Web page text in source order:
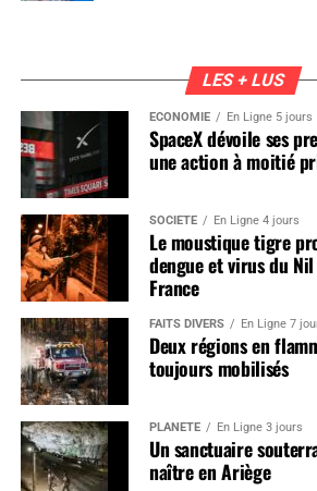
LES + LUS
ÉCONOMIE En Ligne 5 jours
SpaceX dévoile ses
une action à moitié
SOCIÉTÉ En Ligne 4 jours
Le moustique tigre
dengue et virus du
France
FAITS DIVERS En Ligne 7
Deux régions en
toujours mobilisés
PLANÈTE En Ligne 3 jours
Un sanctuaire
naître en Ariège